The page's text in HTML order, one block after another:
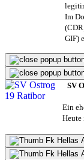
Im
GIF)
SV
Ein
Heute